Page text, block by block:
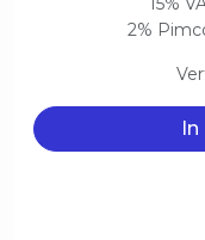
2%